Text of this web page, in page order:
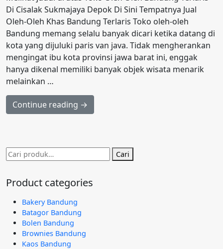
Di Cisalak Sukmajaya Depok Di Sini Tempatnya Jual
Oleh-Oleh Khas Bandung Terlaris Toko oleh-oleh
Bandung memang selalu banyak dicari ketika datang di
kota yang dijuluki paris van java. Tidak mengherankan
mengingat ibu kota provinsi jawa barat ini, enggak
hanya dikenal memiliki banyak objek wisata menarik
melainkan …
Continue reading →
Pencarian
untuk:
Cari
Product categories
Bakery Bandung
Batagor Bandung
Bolen Bandung
Brownies Bandung
Kaos Bandung